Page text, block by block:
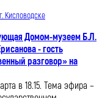
Кисловодске
Домом-музеем Б.Л.
- гость
разговор» на
в 18.15. Тема эфира –